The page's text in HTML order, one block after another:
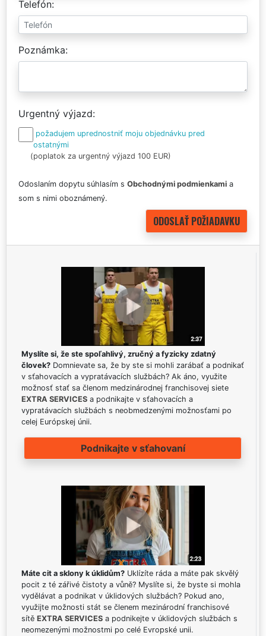
Telefón
Poznámka
Urgentný výjazd
požadujem uprednostniť moju objednávku pred
ostatnými
(poplatok za urgentný výjazd 100 EUR)
Odoslaním dopytu súhlasím s Obchodnými podmienkami a
som s nimi oboznámený.
Myslíte si, že ste spoľahlivý, zručný a fyzicky zdatný
človek? Domnievate sa, že by ste si mohli zarábať a podnikať
v sťahovacích a vypratávacích službách? Ak áno, využite
možnosť stať sa členom medzinárodnej franchisovej siete
EXTRA SERVICES a podnikajte v sťahovacích a
vypratávacích službách s neobmedzenými možnosťami po
celej Európskej únii.
Podnikajte v sťahovaní
Máte cit a sklony k úklidům? Uklízíte ráda a máte pak skvělý
pocit z té zářivé čistoty a vůně? Myslíte si, že byste si mohla
vydělávat a podnikat v úklidových službách? Pokud ano,
využijte možnosti stát se členem mezinárodní franchisové
sítě EXTRA SERVICES a podnikejte v úklidových službách s
neomezenými možnostmi po celé Evropské unii.